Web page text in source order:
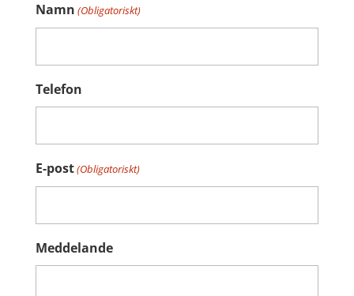
Namn (Obligatoriskt)
Telefon
E-post(Obligatoriskt)
Meddelande